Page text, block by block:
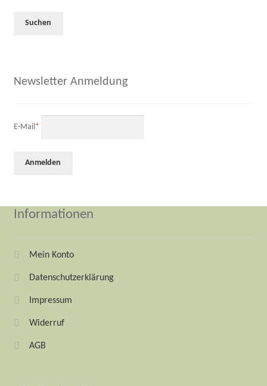
Newsletter Anmeldung
E-Mail*
Informationen
Mein Konto
Datenschutzerklärung
Impressum
Widerruf
AGB